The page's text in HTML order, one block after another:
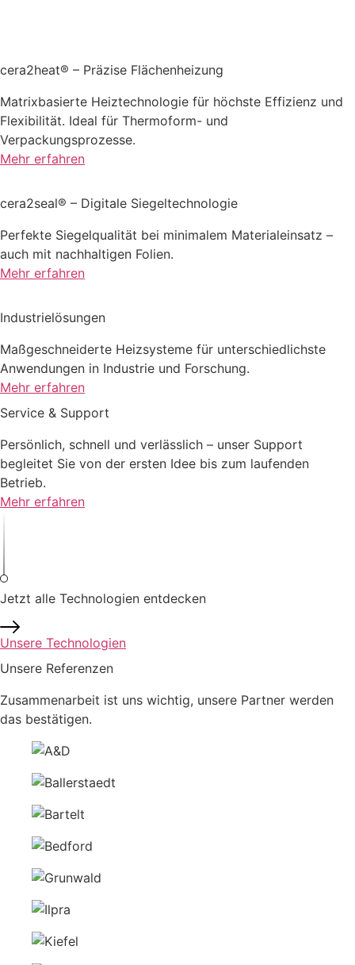
cera2heat® – Präzise Flächenheizung
Matrixbasierte Heiztechnologie für höchste Effizienz und
Flexibilität. Ideal für Thermoform- und
Verpackungsprozesse.
Mehr erfahren
cera2seal® – Digitale Siegeltechnologie
Perfekte Siegelqualität bei minimalem Materialeinsatz –
auch mit nachhaltigen Folien.
Mehr erfahren
Industrielösungen
Maßgeschneiderte Heizsysteme für unterschiedlichste
Anwendungen in Industrie und Forschung.
Mehr erfahren
Service & Support
Persönlich, schnell und verlässlich – unser Support
begleitet Sie von der ersten Idee bis zum laufenden
Betrieb.
Mehr erfahren
Jetzt alle Technologien entdecken
Unsere Technologien
Unsere Referenzen
Zusammenarbeit ist uns wichtig, unsere Partner werden
das bestätigen.